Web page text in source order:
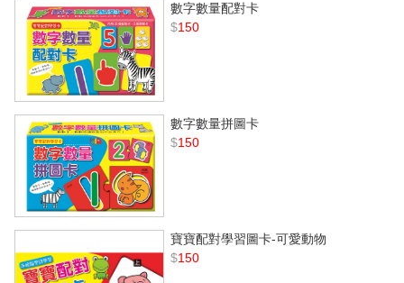
數字數量配對卡
$150
數字數量拼圖卡
$150
寶寶配對學習圖卡-可愛動物
$150